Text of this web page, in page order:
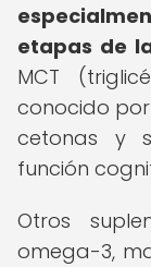
etapas de
MCT
conocido
cetonas y
función
Otros
omega-3,